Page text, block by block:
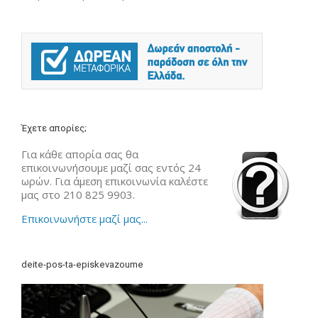
Έχετε απορίες;
Για κάθε απορία σας θα
επικοινωνήσουμε μαζί σας εντός 24
ωρών. Για άμεση επικοινωνία καλέστε
μας στο 210 825 9903.
Επικοινωνήστε μαζί μας...
deite-pos-ta-episkevazoume